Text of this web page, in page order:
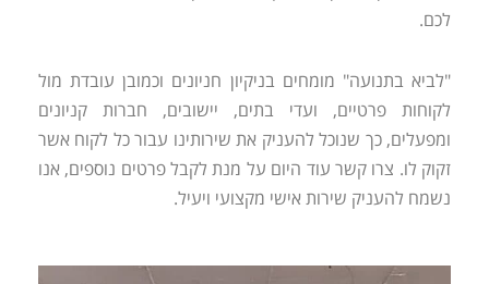
לכם.
"לביא בתנועה" מומחים בניקיון חניונים וכמובן עובדת מול
לקוחות פרטיים, ועדי בתים, יישובים, חברות קניונים
ומפעלים, כך שנוכל להעניק את שירותינו עבור כל לקוח אשר
זקוק לו. צרו קשר עוד היום על מנת לקבל פרטים נוספים, אנו
נשמח להעניק שירות אישי מקצועי ויעיל.